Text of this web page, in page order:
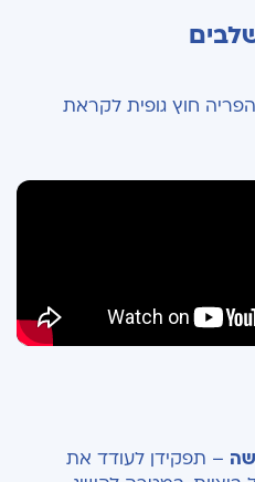
חוץ גופית לקראת
– תפקידן לעודד את